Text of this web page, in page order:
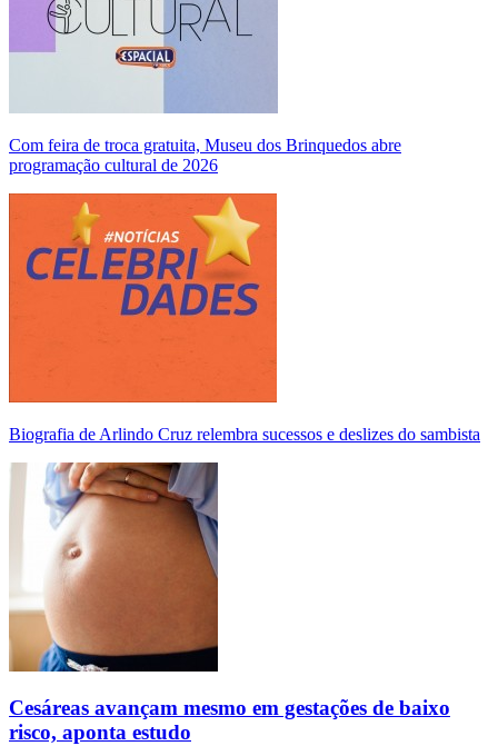
Com feira de troca gratuita, Museu dos Brinquedos abre
programação cultural de 2026
Biografia de Arlindo Cruz relembra sucessos e deslizes do sambista
Cesáreas avançam mesmo em gestações de baixo
risco, aponta estudo